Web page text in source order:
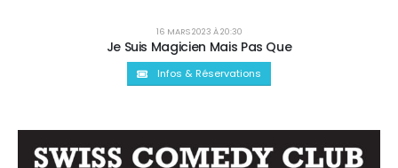
16 MARS 2023 À 20:30
Je Suis Magicien Mais Pas Que
Infos & Réservations